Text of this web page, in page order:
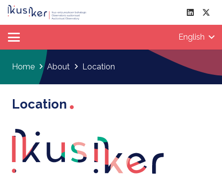
English
Home About Location
Location